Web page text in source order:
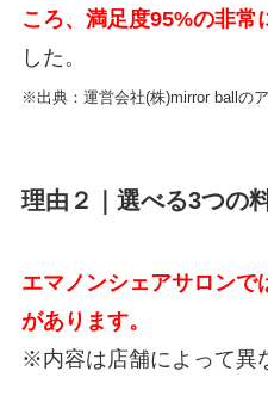
ころ、満足度95%の非常
した。
※出典：運営会社(株)mirror ballの
理由２ ｜選べる3つの
エマノンシェアサロンで
があります。
※内容は店舗によって異